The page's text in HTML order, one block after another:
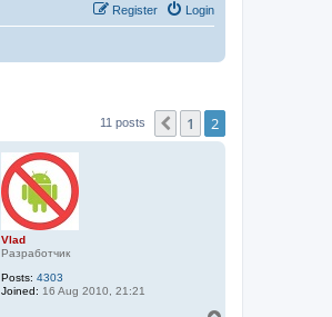
Login
Register
11 posts Previous
1 2
Vlad
Разработчик
Posts: 4303
Joined: 16 Aug 2010, 21:21